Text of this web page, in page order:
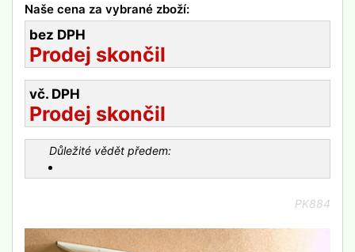
Naše cena za vybrané zboží:
bez DPH
Prodej skončil
vč. DPH
Prodej skončil
Důležité vědět předem:
PK884